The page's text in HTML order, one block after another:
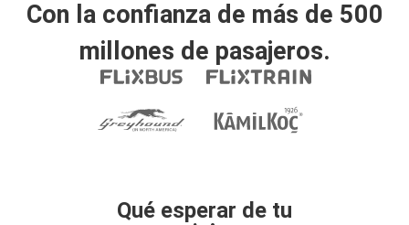
Con la confianza de más de 500
millones de pasajeros.
Qué esperar de tu